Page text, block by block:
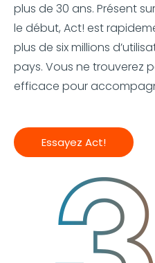
plus de 30 ans. Présent
le début, Act! est
plus de six millions
pays. Vous ne trouverez
efficace pour
Essayez Act!